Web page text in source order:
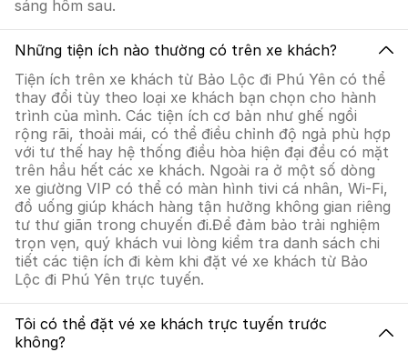
sáng hôm sau.
Những tiện ích nào thường có trên xe khách?
Tiện ích trên xe khách từ Bảo Lộc đi Phú Yên có thể
thay đổi tùy theo loại xe khách bạn chọn cho hành
trình của mình. Các tiện ích cơ bản như ghế ngồi
rộng rãi, thoải mái, có thể điều chỉnh độ ngả phù hợp
với tư thế hay hệ thống điều hòa hiện đại đều có mặt
trên hầu hết các xe khách. Ngoài ra ở một số dòng
xe giường VIP có thể có màn hình tivi cá nhân, Wi-Fi,
đồ uống giúp khách hàng tận hưởng không gian riêng
tư thư giãn trong chuyến đi.Để đảm bảo trải nghiệm
trọn vẹn, quý khách vui lòng kiểm tra danh sách chi
tiết các tiện ích đi kèm khi đặt vé xe khách từ Bảo
Lộc đi Phú Yên trực tuyến.
Tôi có thể đặt vé xe khách trực tuyến trước
không?